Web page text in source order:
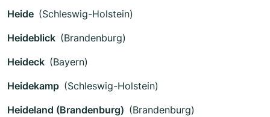
Heide (Schleswig-Holstein)
Heideblick (Brandenburg)
Heideck (Bayern)
Heidekamp (Schleswig-Holstein)
Heideland (Brandenburg) (Brandenburg)